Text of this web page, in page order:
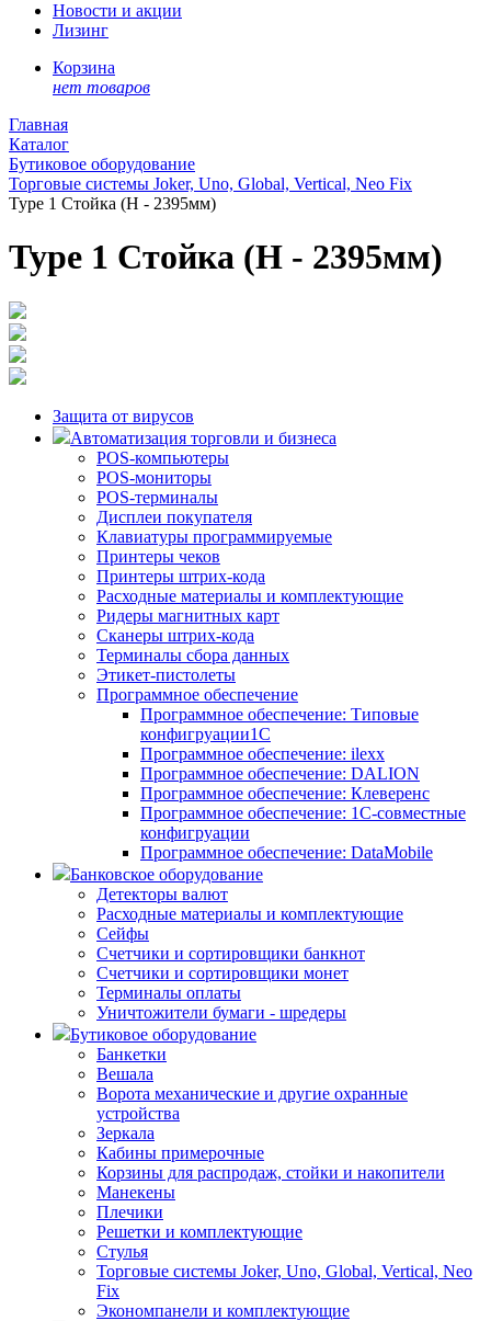
Новости и акции
Лизинг
Корзина
нет товаров
Главная
Каталог
Бутиковое оборудование
Торговые системы Joker, Uno, Global, Vertical, Neo Fix
Type 1 Стойка (Н - 2395мм)
Type 1 Стойка (Н - 2395мм)
Защита от вирусов
Автоматизация торговли и бизнеса
POS-компьютеры
POS-мониторы
POS-терминалы
Дисплеи покупателя
Клавиатуры программируемые
Принтеры чеков
Принтеры штрих-кода
Расходные материалы и комплектующие
Ридеры магнитных карт
Сканеры штрих-кода
Терминалы сбора данных
Этикет-пистолеты
Программное обеспечение
Программное обеспечение: Типовые
конфигруации1С
Программное обеспечение: ilexx
Программное обеспечение: DALION
Программное обеспечение: Клеверенс
Программное обеспечение: 1С-совместные
конфигруации
Программное обеспечение: DataMobile
Банковское оборудование
Детекторы валют
Расходные материалы и комплектующие
Сейфы
Счетчики и сортировщики банкнот
Счетчики и сортировщики монет
Терминалы оплаты
Уничтожители бумаги - шредеры
Бутиковое оборудование
Банкетки
Вешала
Ворота механические и другие охранные
устройства
Зеркала
Кабины примерочные
Корзины для распродаж, стойки и накопители
Манекены
Плечики
Решетки и комплектующие
Стулья
Торговые системы Joker, Uno, Global, Vertical, Neo
Fix
Экономпанели и комплектующие